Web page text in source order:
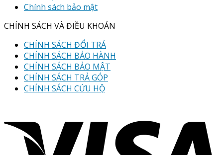
Chính sách bảo mật
CHÍNH SÁCH VÀ ĐIỀU KHOẢN
CHÍNH SÁCH ĐỔI TRẢ
CHÍNH SÁCH BẢO HÀNH
CHÍNH SÁCH BẢO MẬT
CHÍNH SÁCH TRẢ GÓP
CHÍNH SÁCH CỨU HỘ